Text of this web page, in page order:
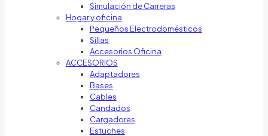
Simulación de Carreras
Hogar y oficina
Pequeños Electrodomésticos
Sillas
Accesorios Oficina
ACCESORIOS
Adaptadores
Bases
Cables
Candados
Cargadores
Estuches